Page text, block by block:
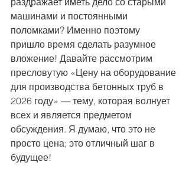
машинами и постоянными
поломками? Именно поэтому
пришло время сделать разумное
вложение! Давайте рассмотрим
пресловутую «Цену на оборудование
для производства бетонных труб в
2026 году» — тему, которая волнует
всех и является предметом
обсуждения. Я думаю, что это не
просто цена; это отличный шаг в
будущее!